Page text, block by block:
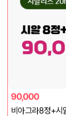
90,000
비아그라8정+시